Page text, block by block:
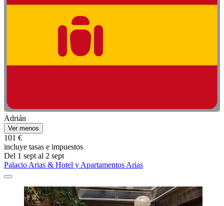
Adrián
Ver menos
101 €
incluye tasas e impuestos
Del 1 sept al 2 sept
Palacio Arias & Hotel y Apartamentos Arias